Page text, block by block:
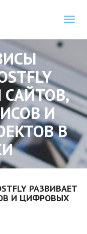
САЙТОВ,
И
В
РАЗВИВАЕТ
И ЦИФРОВЫХ